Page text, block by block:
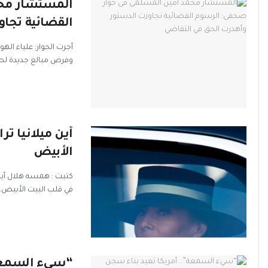
المستشار
القضائية
أجرت الحوار: علياء
وفرض مبالغ جديدة
أين ميلانيا
الأبيض
كتبت : همسه هلال
في قلب البيت
“سيء